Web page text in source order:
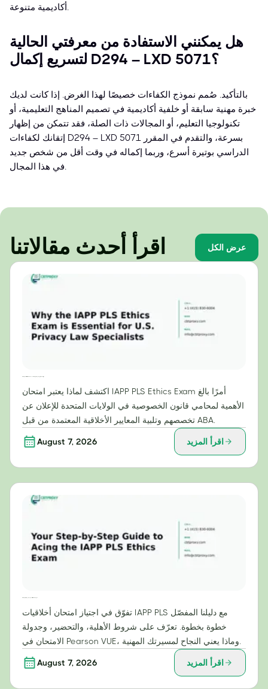
أكاديمية متنوعة.
هل يمكنني الاستفادة من معرفتي الحالية
لتسريع إكمال D294 – LXD 5071؟
بالتأكيد. صُمم نموذج الكفاءات خصيصًا لهذا الغرض. إذا كانت لديك
خبرة مهنية سابقة أو خلفية أكاديمية في تصميم المناهج التعليمية، أو
تكنولوجيا التعليم، أو المجالات ذات الصلة، فقد تتمكن من إظهار
إتقانك لكفاءات D294 – LXD 5071 بسرعة، والتقدم في المقرر
الدراسي بوتيرة أسرع، وربما إكماله في وقت أقل من شخص جديد
في هذا المجال.
اقرأ أحدث مقالاتنا عرض الكل
اكتشف لماذا يعتبر امتحان IAPP PLS Ethics Exam أمرًا بالغ
الأهمية لمحامي قانون الخصوصية في الولايات المتحدة للإعلان عن
تخصصهم وتلبية المعايير الأخلاقية المعتمدة من قبل ABA.
August 7, 2026 اقرأ المزيد
تفوّق في اجتياز امتحان أخلاقيات IAPP PLS مع دليلنا المفصّل
خطوة بخطوة. تعرّف على شروط الأهلية، والتحضير، وجدولة
August 7, 2026 اقرأ المزيد